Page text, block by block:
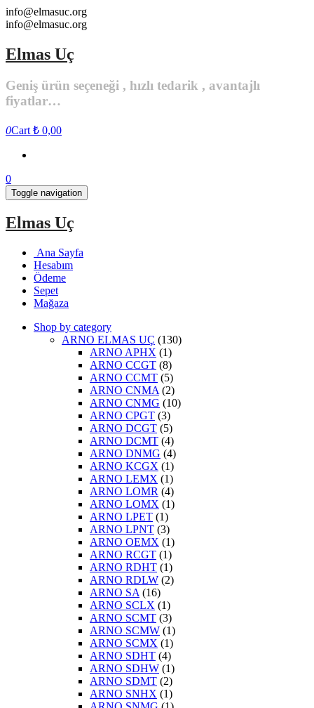
Skip
to
content
info@elmasuc.org
info@elmasuc.org
Elmas Uç
Geniş ürün seçeneği , hızlı tedarik , avantajlı
fiyatlar…
0Cart ₺ 0,00
0
Toggle navigation
Elmas Uç
Ana Sayfa
Hesabım
Ödeme
Sepet
Mağaza
Shop by category
ARNO ELMAS UÇ (130)
ARNO APHX (1)
ARNO CCGT (8)
ARNO CCMT (5)
ARNO CNMA (2)
ARNO CNMG (10)
ARNO CPGT (3)
ARNO DCGT (5)
ARNO DCMT (4)
ARNO DNMG (4)
ARNO KCGX (1)
ARNO LEMX (1)
ARNO LOMR (4)
ARNO LOMX (1)
ARNO LPET (1)
ARNO LPNT (3)
ARNO OEMX (1)
ARNO RCGT (1)
ARNO RDHT (1)
ARNO RDLW (2)
ARNO SA (16)
ARNO SCLX (1)
ARNO SCMT (3)
ARNO SCMW (1)
ARNO SCMX (1)
ARNO SDHT (4)
ARNO SDHW (1)
ARNO SDMT (2)
ARNO SNHX (1)